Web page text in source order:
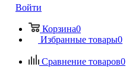
Войти
Корзина0
Избранные товары0
Сравнение товаров0